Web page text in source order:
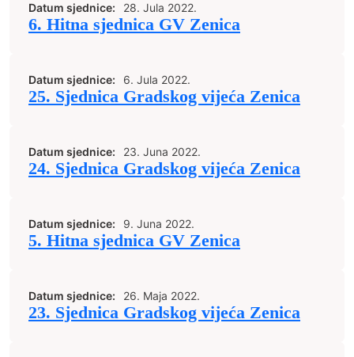
Datum sjednice: 28. Jula 2022.
6. Hitna sjednica GV Zenica
Datum sjednice: 6. Jula 2022.
25. Sjednica Gradskog vijeća Zenica
Datum sjednice: 23. Juna 2022.
24. Sjednica Gradskog vijeća Zenica
Datum sjednice: 9. Juna 2022.
5. Hitna sjednica GV Zenica
Datum sjednice: 26. Maja 2022.
23. Sjednica Gradskog vijeća Zenica